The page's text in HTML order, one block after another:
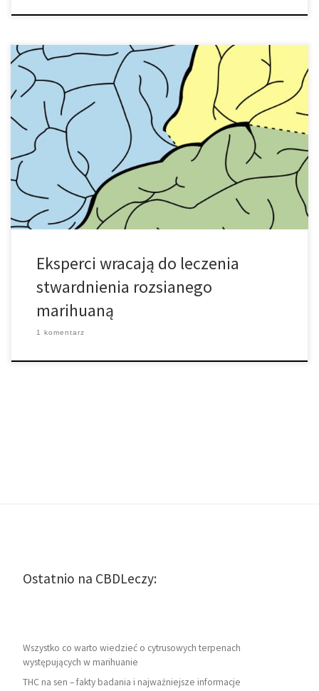
Nowe wytyczne z American Academy of Neurology wspierają
medyczną marihuanę jako opcję leczenia dla pacjentów z SM.
Opublikowane w poprzednim miesiącu wytyczne w czasopiśmie
Neurology, obejmują szeroki zakres leków komplementarnych i
alternatywnych zwykle używanych, gdy konwencjonalne metody
leczenia zawodzą. Wśród tych nielicznych, które wydają się
działać, jak twierdzą autorzy – […]
Eksperci wracają do leczenia
stwardnienia rozsianego
marihuaną
1 komentarz
Ostatnio na CBDLeczy:
Wszystko co warto wiedzieć o cytrusowych terpenach
występujących w marihuanie
THC na sen – fakty badania i najważniejsze informacje